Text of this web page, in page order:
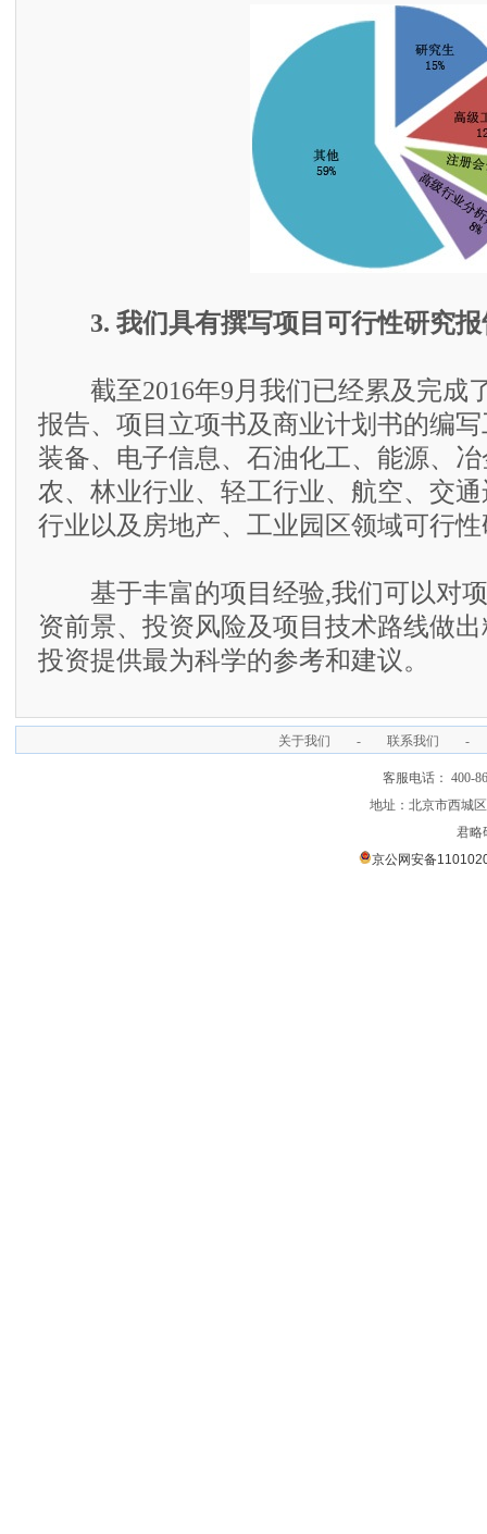
3. 我们具有撰写项目可行性研究
截至2016年9月我们已经累及完成
报告、项目立项书及商业计划书的编
装备、电子信息、石油化工、能源、
农、林业行业、轻工行业、航空、交
行业以及房地产、工业园区领域可行
基于丰富的项目经验,我们可以对项
资前景、投资风险及项目技术路线做
投资提供最为科学的参考和建议。
关于我们 - 联系我们 -
客服电话： 400-
地址：北京市西城
君略
京公网安备